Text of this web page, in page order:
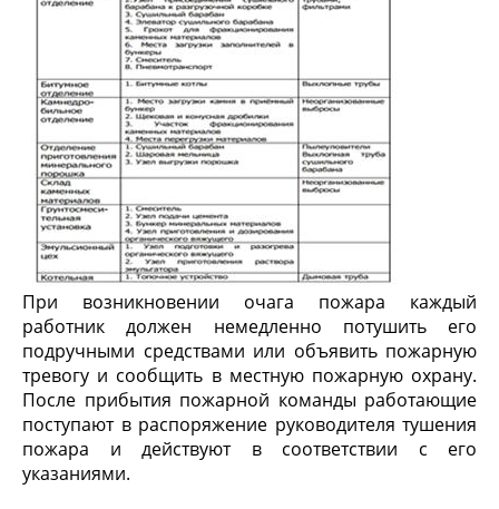
При возникновении очага пожара каждый
работник должен немедленно потушить его
подручными средствами или объявить пожарную
тревогу и сообщить в местную пожарную охрану.
После прибытия пожарной команды работающие
поступают в распоряжение руководителя тушения
пожара и действуют в соответствии с его
указаниями.